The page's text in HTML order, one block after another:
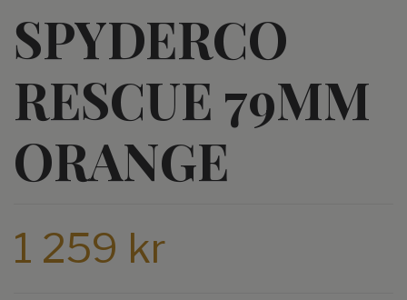
SPYDERCO
RESCUE 79MM
ORANGE
1 259 kr